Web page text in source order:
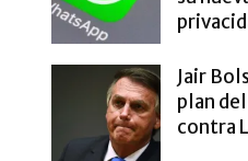
Jair
plan
contra